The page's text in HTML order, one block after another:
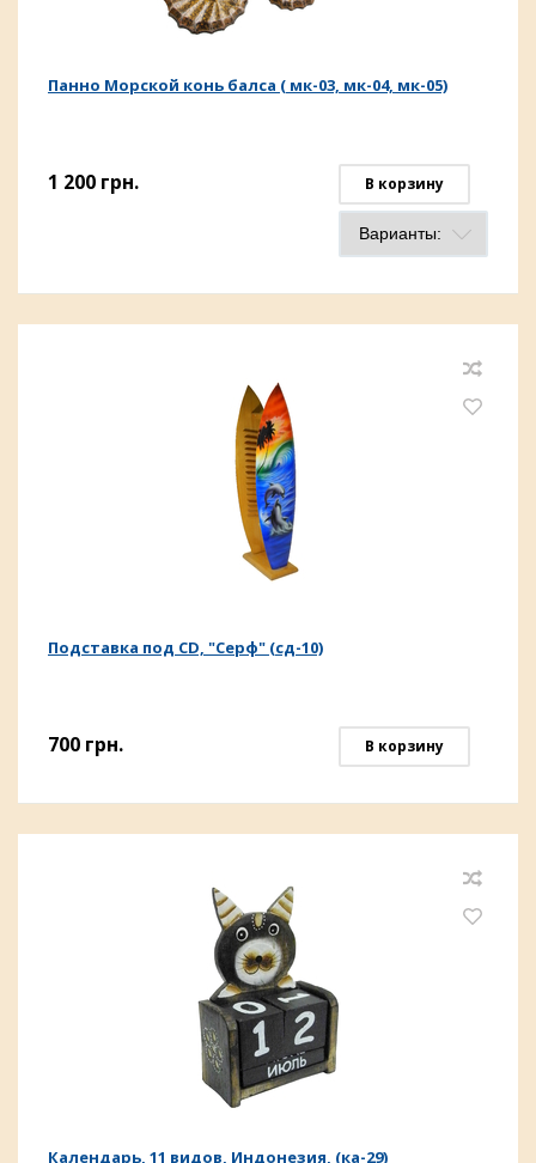
Панно Морской конь балса ( мк-03, мк-04, мк-05)
1 200 грн. В корзину
Подставка под CD, "Серф" (сд-10)
700 грн. В корзину
Календарь, 11 видов, Индонезия, (ка-29)